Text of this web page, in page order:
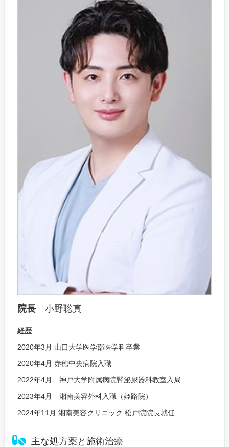
院長小野聡真
経歴
2020年3月 山口大学医学部医学科卒業
2020年4月 赤穂中央病院入職
2022年4月 神戸大学附属病院腎泌尿器科教室入局
2023年4月 湘南美容外科入職（姫路院）
2024年11月 湘南美容クリニック 松戸院院長就任
主な処方薬と施術治療